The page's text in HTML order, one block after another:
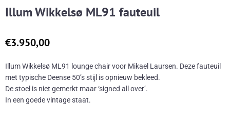
Illum Wikkelsø ML91 fauteuil
€3.950,00
Illum Wikkelsø ML91 lounge chair voor Mikael Laursen. Deze fauteuil
met typische Deense 50’s stijl is opnieuw bekleed.
De stoel is niet gemerkt maar ‘signed all over’.
In een goede vintage staat.